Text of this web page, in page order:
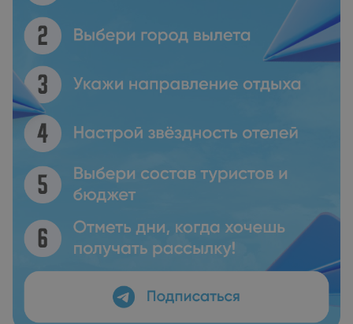
Суда и в 12 км от аэропорта. Местный автобус с
регулярными рейсами в Ханью останавливается рядом с
отелем.